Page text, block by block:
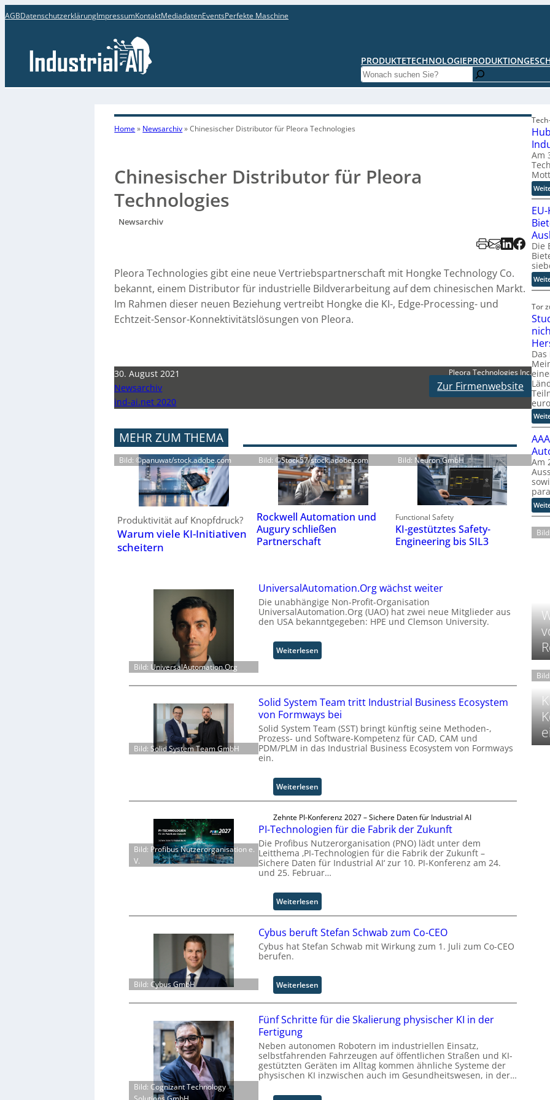
AGBDatenschutzerklärungImpressumKontaktMediadatenEventsPerfekte Maschine
PRODUKTETECHNOLOGIEPRODUKTION
Search
Home» Newsarchiv»Chinesischer Distributor für Pleora Technologies
Chinesischer Distributor für Pleora
Technologies
Newsarchiv
Pleora Technologies gibt eine neue Vertriebspartnerschaft mit Hongke Technology Co.
bekannt, einem Distributor für industrielle Bildverarbeitung auf dem chinesischen Markt.
Im Rahmen dieser neuen Beziehung vertreibt Hongke die KI-, Edge-Processing- und
Echtzeit-Sensor-Konnektivitätslösungen von Pleora.
30. August 2021
Newsarchiv
ind-ai.net 2020
Pleora Technologies Inc.
Zur Firmenwebsite
MEHR ZUM THEMA
Bild: ©panuwat/stock.adobe.com
Produktivität auf Knopfdruck?
Warum viele KI-Initiativen
scheitern
Bild: ©Stock57/stock.adobe.com
Rockwell Automation und
Augury schließen
Partnerschaft
Bild: Neuron GmbH
Functional Safety
KI-gestütztes Safety-
Engineering bis SIL3
Bild: UniversalAutomation.Org
UniversalAutomation.Org wächst weiter
Die unabhängige Non-Profit-Organisation
UniversalAutomation.Org (UAO) hat zwei neue Mitglieder aus
den USA bekanntgegeben: HPE und Clemson University.
Weiterlesen:
U
i
v
e
r
s
a
l
u
t
o
m
a
t
i
o
n
O
r
g
w
ä
c
s
t
e
r
Bild: Solid System Team GmbH
Solid System Team tritt Industrial Business Ecosystem
von Formways bei
Solid System Team (SST) bringt künftig seine Methoden-,
Prozess- und Software-Kompetenz für CAD, CAM und
PDM/PLM in das Industrial Business Ecosystem von Formways
ein.
Weiterlesen:
S
l
i
d
S
y
s
t
e
m
e
a
r
i
t
n
d
u
s
Bild: Profibus Nutzerorganisation e.
V.
Zehnte PI-Konferenz 2027 – Sichere Daten für Industrial AI
PI-Technologien für die Fabrik der Zukunft
Die Profibus Nutzerorganisation (PNO) lädt unter dem
Leitthema ‚PI-Technologien für die Fabrik der Zukunft –
Sichere Daten für Industrial AI‘ zur 10. PI-Konferenz am 24.
und 25. Februar…
Weiterlesen:
P
-
T
h
n
o
i
e
n
Bild: Cybus GmbH
Cybus beruft Stefan Schwab zum Co-CEO
Cybus hat Stefan Schwab mit Wirkung zum 1. Juli zum Co-CEO
berufen.
Weiterlesen:
C
b
s
b
e
r
Bild: Cognizant Technology
Fünf Schritte für die Skalierung physischer KI in der
Fertigung
Neben autonomen Robotern im industriellen Einsatz,
selbstfahrenden Fahrzeugen auf öffentlichen Straßen und KI-
gestützten Geräten im Alltag kommen ähnliche Systeme der
physischen KI inzwischen auch im Gesundheitswesen, in der…
Am
Die
Tor
Am